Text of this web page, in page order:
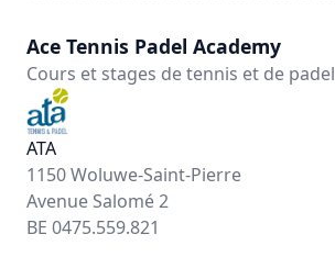
Ace Tennis Padel Academy
Cours et stages de tennis et de padel
ATA
1150 Woluwe-Saint-Pierre
Avenue Salomé 2
BE 0475.559.821